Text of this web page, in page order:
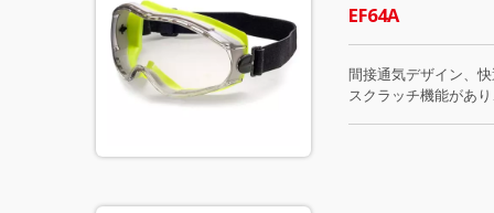
EF64A
間接通気デザイン、
スクラッチ機能があ